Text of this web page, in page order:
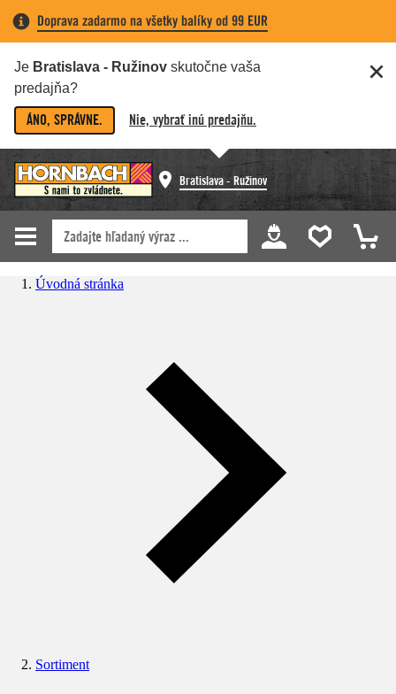
Doprava zadarmo na všetky balíky od 99 EUR
Je Bratislava - Ružinov skutočne vaša
predajňa?
ÁNO, SPRÁVNE. Nie, vybrať inú predajňu.
Bratislava - Ružinov
Úvodná stránka
Sortiment